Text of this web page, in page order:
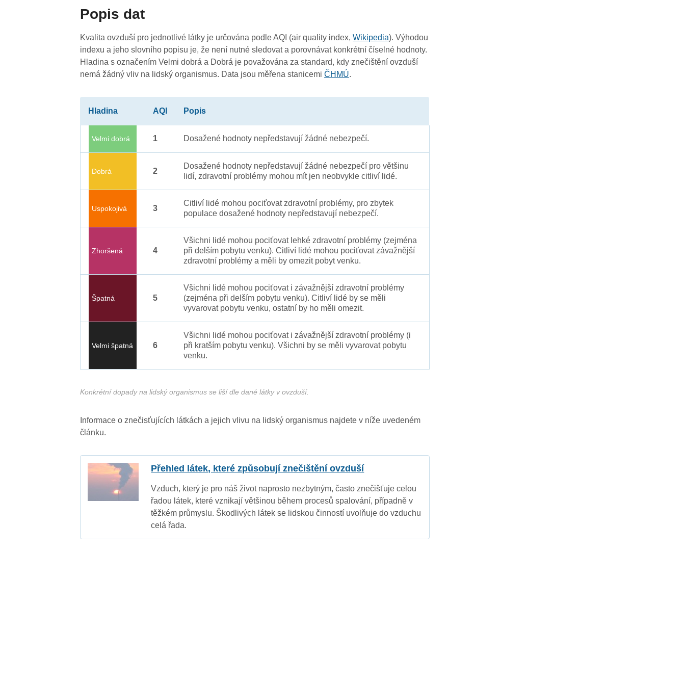
4
4
4
4
Popis dat
Kvalita ovzduší pro jednotlivé látky je určována podle AQI (air quality index,Wikipedia). Výhodou
indexu a jeho slovního popisu je, že není nutné sledovat a porovnávat konkrétní číselné hodnoty.
Hladina s označením Velmi dobrá a Dobrá je považována za standard, kdy znečištění ovzduší
nemá žádný vliv na lidský organismus. Data jsou měřena stanicemiČHMÚ.
Hladina AQI Popis
Velmi dobrá 1 Dosažené hodnoty nepředstavují žádné nebezpečí.
Dobrá 2
Dosažené hodnoty nepředstavují žádné nebezpečí pro většinu
lidí, zdravotní problémy mohou mít jen neobvykle citliví lidé.
Uspokojivá 3
Citliví lidé mohou pociťovat zdravotní problémy, pro zbytek
populace dosažené hodnoty nepředstavují nebezpečí.
Zhoršená 4
Všichni lidé mohou pociťovat lehké zdravotní problémy (zejména
při delším pobytu venku). Citliví lidé mohou pociťovat závažnější
zdravotní problémy a měli by omezit pobyt venku.
Špatná 5
Všichni lidé mohou pociťovat i závažnější zdravotní problémy
(zejména při delším pobytu venku). Citliví lidé by se měli
vyvarovat pobytu venku, ostatní by ho měli omezit.
Velmi špatná 6
Všichni lidé mohou pociťovat i závažnější zdravotní problémy (i
při kratším pobytu venku). Všichni by se měli vyvarovat pobytu
venku.
Konkrétní dopady na lidský organismus se liší dle dané látky v ovzduší.
Informace o znečisťujících látkách a jejich vlivu na lidský organismus najdete v níže uvedeném
článku.
Přehled látek, které způsobují znečištění ovzduší
Vzduch, který je pro náš život naprosto nezbytným, často znečišťuje celou
řadou látek, které vznikají většinou během procesů spalování, případně v
těžkém průmyslu. Škodlivých látek se lidskou činností uvolňuje do vzduchu
celá řada.